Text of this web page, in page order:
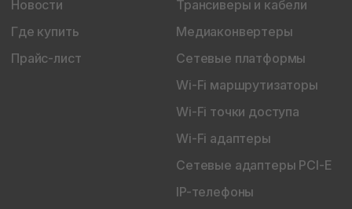
Новости
Где купить
Прайс-лист
Трансиверы и кабели
Медиаконвертеры
Сетевые платформы
Wi-Fi маршрутизаторы
Wi-Fi точки доступа
Wi-Fi адаптеры
Сетевые адаптеры PCI-E
IP-телефоны